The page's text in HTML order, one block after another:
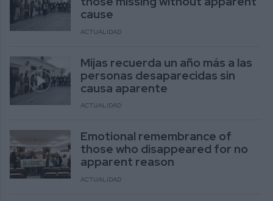
cause
ACTUALIDAD
Mijas recuerda un año más a las
personas desaparecidas sin
causa aparente
ACTUALIDAD
Emotional remembrance of
those who disappeared for no
apparent reason
ACTUALIDAD